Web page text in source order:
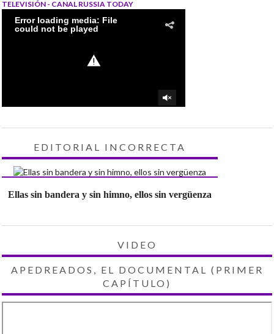
TELEVISIÓN - CANAL RUSSIA TODAY
EDITORIAL INCORRECTA
Ellas sin bandera y sin himno, ellos sin vergüenza
VIDEO
APEDREADOS, EL DOCUMENTAL (PRIMER
CAPÍTULO)